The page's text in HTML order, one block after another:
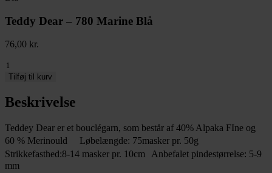
Teddy Dear – 780 Marine Blå
76,00 kr.
Teddy
Dear
780
Marine
antal
Tilføj til kurv
Beskrivelse
Teddey Dear er et bouclégarn, som består af 40% Alpaka FIne og
60 % Merinould Løbelængde: 75masker pr. 50g
Strikkefasthed:8-14 masker pr. 10cm Anbefalet pindestørrelse: 5-9
mm